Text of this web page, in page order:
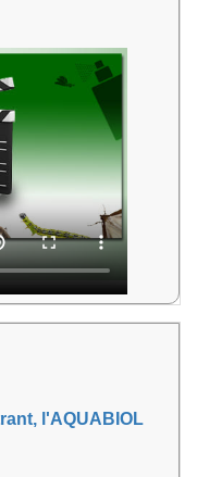
l'AQUABIOL